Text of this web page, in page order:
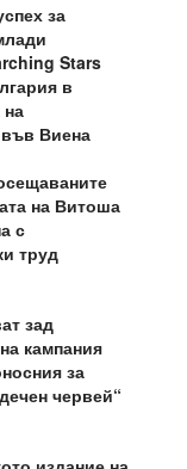
за
Stars
в
на
Виена
на Витоша
с
труд
зад
кампания
за
червей“